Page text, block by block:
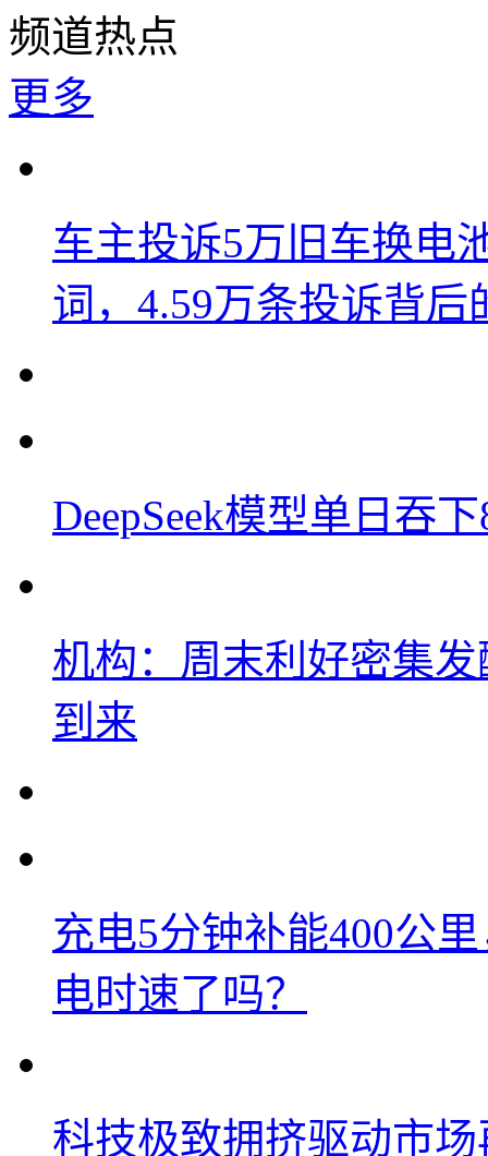
频道热点
更多
车主投诉5万旧车换电
词，4.59万条投诉背后
DeepSeek模型单日吞
机构：周末利好密集
到来
充电5分钟补能400公
电时速了吗？
科技极致拥挤驱动市